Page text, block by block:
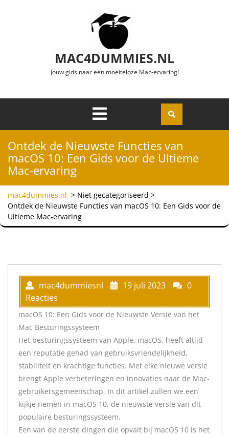
MAC4DUMMIES.NL
Jouw gids naar een moeiteloze Mac-ervaring!
Openen
Ontdek de Nieuwste Functies van
macOS 10: Een Gids voor de Ultieme
Mac-ervaring
mac4dummies.nl > Niet gecategoriseerd >
Ontdek de Nieuwste Functies van macOS 10: Een Gids voor de
Ultieme Mac-ervaring
mac4dummiesnl 19 juli 2023
0
Reacties
macOS 10: Een Gids voor de Nieuwste Versie van het
Mac Besturingssysteem
Het besturingssysteem van Apple, macOS, heeft altijd
een reputatie gehad van gebruiksvriendelijkheid,
stabiliteit en krachtige functies. Met elke nieuwe versie
brengt Apple verbeteringen en innovaties naar de Mac-
gebruikersgemeenschap. In dit artikel zullen we een
kijkje nemen in macOS 10, de nieuwste versie van dit
populaire besturingssysteem.
Een van de eerste dingen die opvalt bij macOS 10 is het